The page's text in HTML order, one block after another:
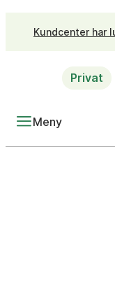
Kundcenter har
Privat
Meny